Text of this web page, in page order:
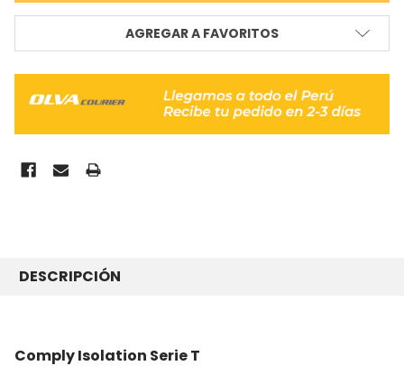
AGREGAR A FAVORITOS
JUNTOS
SELECCIONAR
TODO
DESCRIPCIÓN
Comply Isolation Serie T